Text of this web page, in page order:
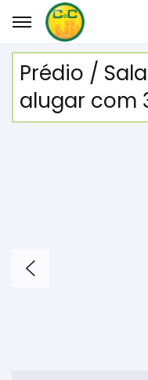
Prédio /
alugar com